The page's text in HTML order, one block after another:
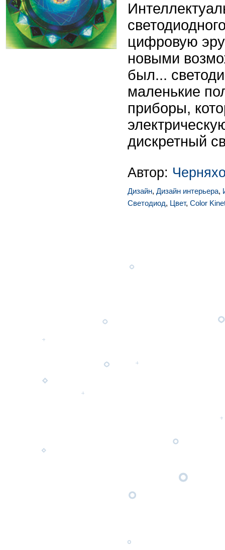
цифровую
новыми
был...
маленькие
приборы,
дискретный
Автор:
Дизайн, Дизайн интерьера,
Светодиод, Цвет, Color